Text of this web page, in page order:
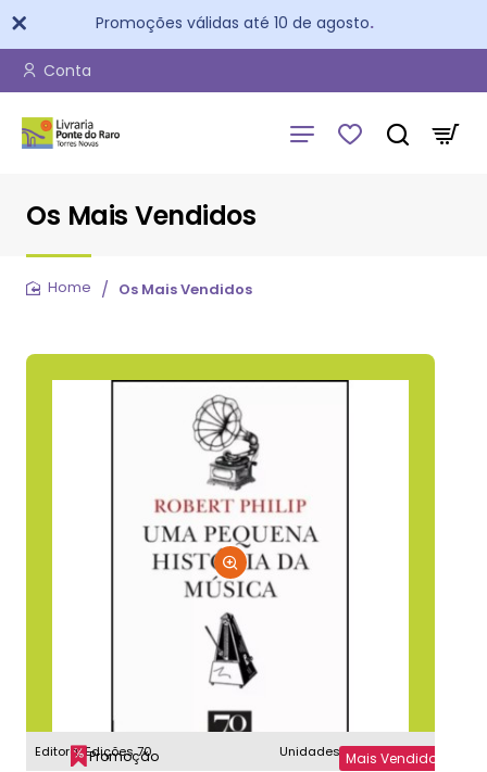
Promoções válidas até 10 de agosto.
Conta
Os Mais Vendidos
Os Mais Vendidos
Promoção Mais Vendidos
Editora: Edições 70 Unidades disponíveis: 1